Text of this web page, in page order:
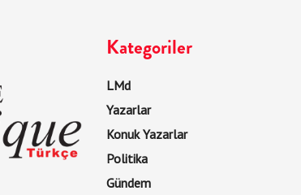
Kategoriler
LMd
Yazarlar
Konuk Yazarlar
Politika
Gündem